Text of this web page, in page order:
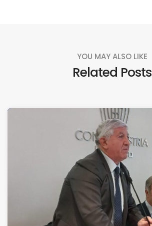
YOU MAY ALSO LIKE
Related Posts